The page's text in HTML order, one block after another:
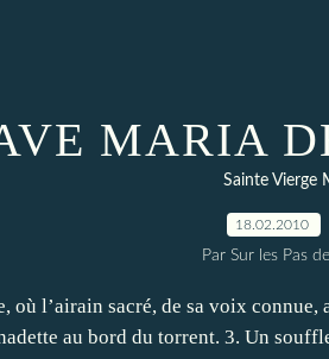
MARIA
Sainte Vierge
18.02.2010
Par Sur les Pas
où l’airain sacré, de sa voix
au bord du torrent. 3. Un